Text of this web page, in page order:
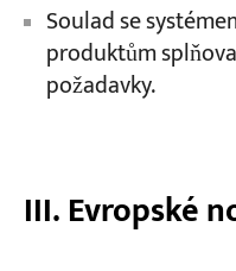
Soulad se
produktům
požadavky.
III. Evropské